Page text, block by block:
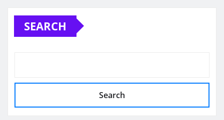
SEARCH
Search